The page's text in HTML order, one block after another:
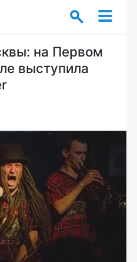
на Первом
выступила